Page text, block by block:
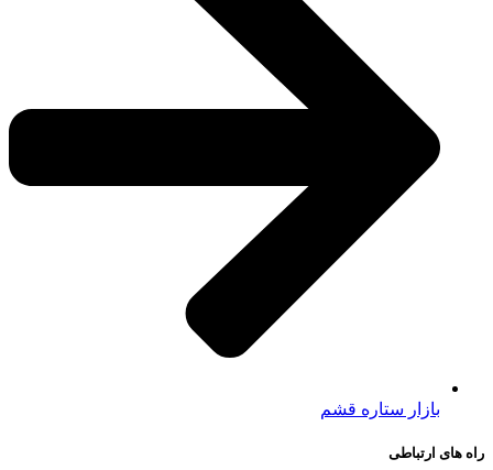
بازار ستاره قشم
راه های ارتباطی